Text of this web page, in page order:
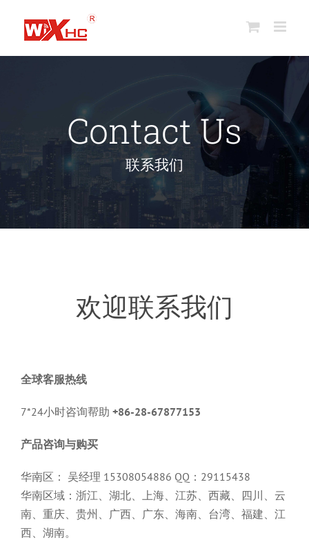
Contact Us
联系我们
欢迎联系我们
全球客服热线
7*24小时咨询帮助 +86-28-67877153
产品咨询与购买
华南区： 吴经理 15308054886 QQ：29115438
华南区域：浙江、湖北、上海、江苏、西藏、四川、云
南、重庆、贵州、广西、广东、海南、台湾、福建、江
西、湖南。